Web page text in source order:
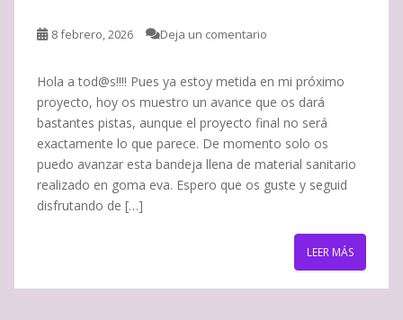
8 febrero, 2026 Deja un comentario
Hola a tod@s!!!! Pues ya estoy metida en mi próximo
proyecto, hoy os muestro un avance que os dará
bastantes pistas, aunque el proyecto final no será
exactamente lo que parece. De momento solo os
puedo avanzar esta bandeja llena de material sanitario
realizado en goma eva. Espero que os guste y seguid
disfrutando de […]
LEER MÁS